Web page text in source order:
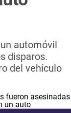
automóvil
disparos.
del vehículo